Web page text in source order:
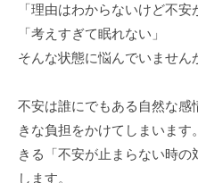
「理由はわからないけど不安
「考えすぎて眠れない」
そんな状態に悩んでいません
不安は誰にでもある自然な感
きな負担をかけてしまいま
きる「不安が止まらない時
します。